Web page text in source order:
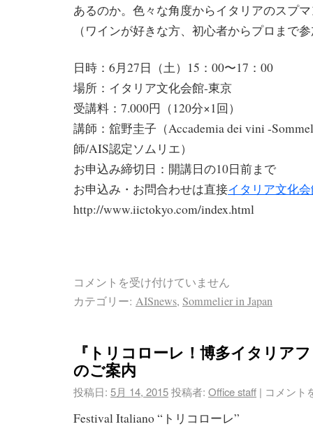
あるのか。色々な角度からイタリアのスプ
（ワインが好きな方、初心者からプロまで
日時：6月27日（土）15：00〜17：00
場所：イタリア文化会館-東京
受講料：7.000円（120分×1回）
講師：舘野圭子（Accademia dei vini -
師/AIS認定ソムリエ）
お申込み締切日：開講日の10日前まで
お申込み・お問合わせは直接イタリア文化
http://www.iictokyo.com/index.html
コメントを受け付けていません
カテゴリー: AISnews, Sommelier in Japan
『トリコローレ！博多イタリア
のご案内
投稿日: 5月 14, 2015投稿者: Office staff | コメント
Festival Italiano “トリコローレ”